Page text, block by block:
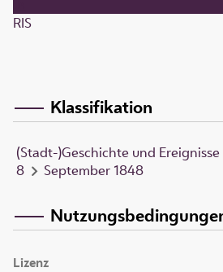
RIS
Klassifikation
(Stadt-)Geschichte und Ereignisse
8
September 1848
Lizenz